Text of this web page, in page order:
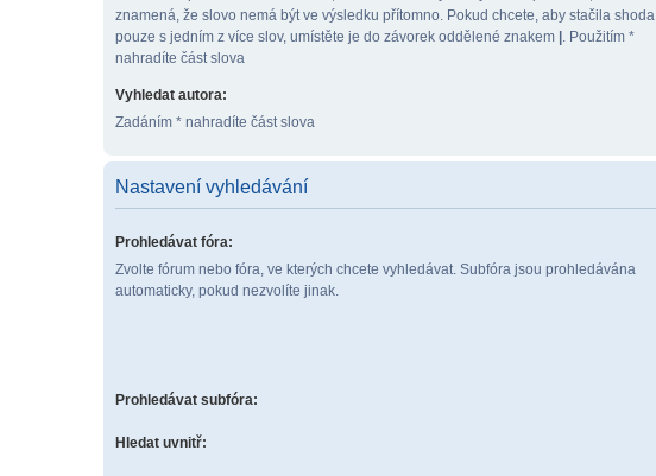
znamená, že slovo nemá být ve výsledku přítomno. Pokud chcete, aby stačila shoda
pouze s jedním z více slov, umístěte je do závorek oddělené znakem . Použitím *
nahradíte část slova
Vyhledat autora:
Zadáním * nahradíte část slova
Nastavení vyhledávání
Prohledávat fóra:
Zvolte fórum nebo fóra, ve kterých chcete vyhledávat. Subfóra jsou prohledávána
automaticky, pokud nezvolíte jinak.
Prohledávat subfóra:
Hledat uvnitř: